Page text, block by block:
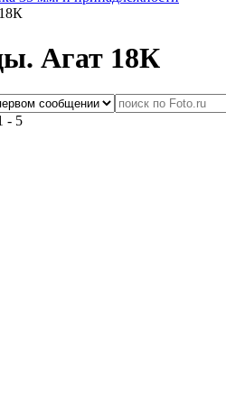
Агат 18К
- 5